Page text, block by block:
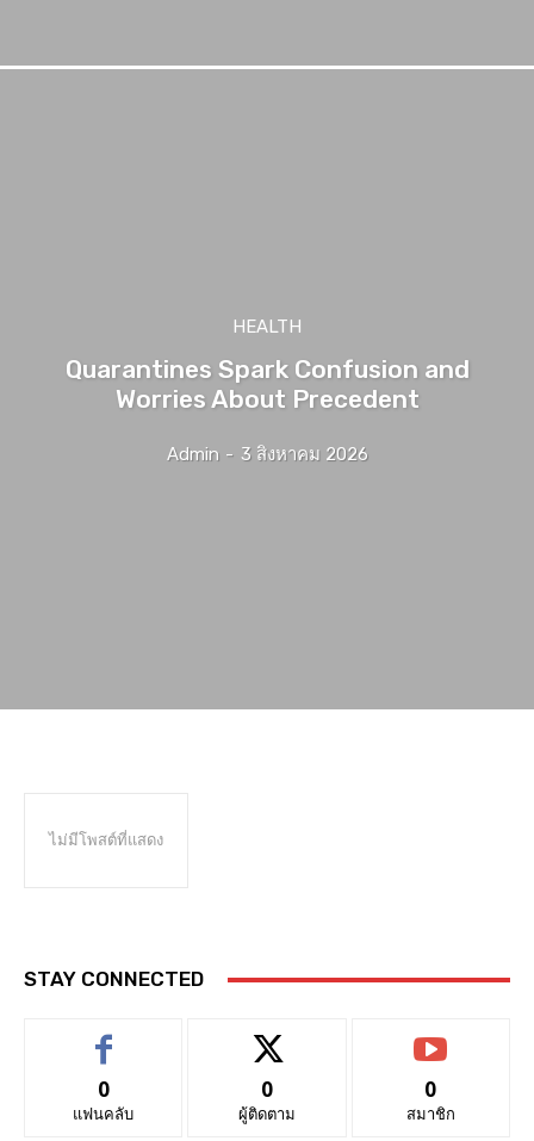
HEALTH
Quarantines Spark Confusion and
Worries About Precedent
Admin - 3 สิงหาคม 2026
ไม่มีโพสต์ที่แสดง
STAY CONNECTED
0
แฟนคลับ
0
ผู้ติดตาม
0
สมาชิก